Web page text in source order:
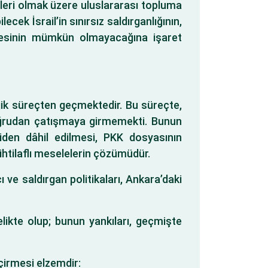
olmak üzere uluslararası topluma
İsrail’in sınırsız saldırganlığının,
mümkün olmayacağına işaret
süreçten geçmektedir. Bu süreçte,
çatışmaya girmemekti. Bunun
dâhil edilmesi, PKK dosyasının
meselelerin çözümüdür.
saldırgan politikaları, Ankara’daki
olup; bunun yankıları, geçmişte
elzemdir: